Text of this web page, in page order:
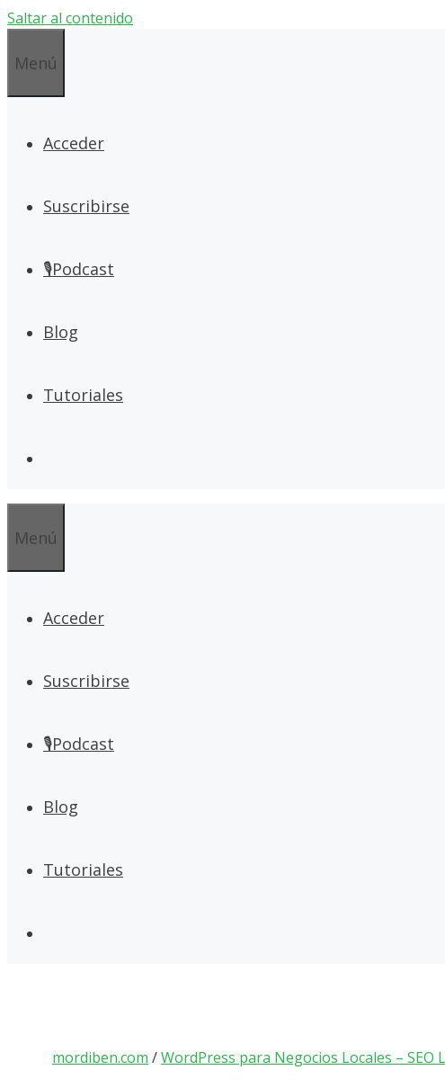
Saltar al contenido
Menú
Acceder
Suscribirse
🎙Podcast
Blog
Tutoriales
Menú
Acceder
Suscribirse
🎙Podcast
Blog
Tutoriales
mordiben.com /WordPress para Negocios Locales – SEO